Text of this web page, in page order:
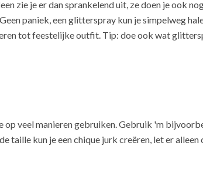
zie je er dan sprankelend uit, ze doen je ook
paniek, een glitterspray kun je simpelweg
tot feestelijke outfit. Tip: doe ook wat
op veel manieren gebruiken. Gebruik 'm
taille kun je een chique jurk creëren, let er